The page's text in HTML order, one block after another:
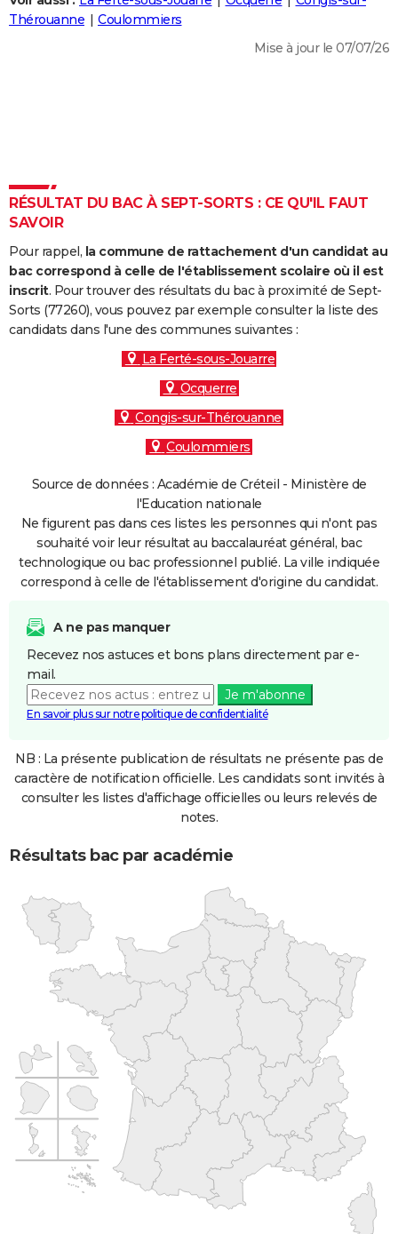
Destinations
City break
Voyage nature
Voyage de noces
Forum
Climat
+
PHOTO
Dictionnaire
Biographies
Citations
Expressions
Proverbes
PROGRAMME TV
S'inscrire
Se connecter
Lycées
Collèges
Primaires
Universités
Entreprises
Service militaire
Avis de recherche
AVIS DE DÉCÈS
FORUM
Thérouanne
Coulommiers
Mise à jour le 07/07/26
RÉSULTAT DU BAC À SEPT-SORTS : CE QU'IL FAUT
SAVOIR
Pour rappel, la commune de rattachement d'un candidat au
bac correspond à celle de l'établissement scolaire où il est
inscrit. Pour trouver des résultats du bac à proximité de Sept-
Sorts (77260), vous pouvez par exemple consulter la liste des
candidats dans l'une des communes suivantes :
La Ferté-sous-Jouarre
Ocquerre
Congis-sur-Thérouanne
Coulommiers
Source de données : Académie de Créteil - Ministère de
l'Education nationale
Ne figurent pas dans ces listes les personnes qui n'ont pas
souhaité voir leur résultat au baccalauréat général, bac
technologique ou bac professionnel publié. La ville indiquée
correspond à celle de l'établissement d'origine du candidat.
A ne pas manquer
Recevez nos astuces et bons plans directement par e-
mail.
Je m'abonne
En savoir plus sur notre politique de confidentialité
NB : La présente publication de résultats ne présente pas de
caractère de notification officielle. Les candidats sont invités à
consulter les listes d'affichage officielles ou leurs relevés de
notes.
Résultats bac par académie